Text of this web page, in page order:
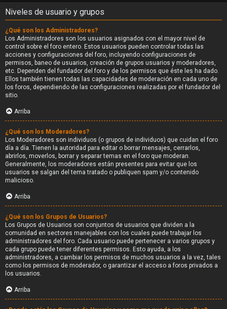
Niveles de usuario y grupos
¿Qué son los Administradores?
Los Administradores son los usuarios asignados con el mayor nivel de
control sobre el foro entero. Estos usuarios pueden controlar todas las
acciones y configuraciones del foro, incluyendo configuraciones de
permisos, baneo de usuarios, creación de grupos usuarios y moderadores,
etc. Dependen del fundador del foro y de los permisos que éste les ha dado.
Ellos también tienen todas las capacidades de moderación en cada uno de
los foros, dependiendo de las configuraciones realizadas por el fundador del
sitio.
Arriba
¿Qué son los Moderadores?
Los Moderadores son individuos (o grupos de individuos) que cuidan el foro
día a día. Tienen la autoridad para editar o borrar mensajes, cerrarlos,
abrirlos, moverlos, borrar y separar temas en el foro que moderan.
Generalmente, los moderadores están presentes para evitar que los
usuarios se salgan del tema tratado o publiquen spam y/o contenido
malicioso.
Arriba
¿Qué son los Grupos de Usuarios?
Los Grupos de Usuarios son conjuntos de usuarios que dividen a la
comunidad en sectores manejables con los cuales puede trabajar los
administradores del foro. Cada usuario puede pertenecer a varios grupos y
cada grupo puede tener diferentes permisos. Esto ayuda, a los
administradores, a cambiar los permisos de muchos usuarios a la vez, tales
como los permisos de moderador, o garantizar el acceso a foros privados a
los usuarios.
Arriba